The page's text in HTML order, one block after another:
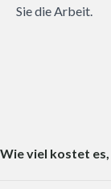
Sie die Arbeit.
Wie viel kostet